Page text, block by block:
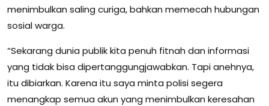
menimbulkan saling curiga, bahkan memecah hubungan
sosial warga.
“Sekarang dunia publik kita penuh fitnah dan informasi
yang tidak bisa dipertanggungjawabkan. Tapi anehnya,
itu dibiarkan. Karena itu saya minta polisi segera
menangkap semua akun yang menimbulkan keresahan